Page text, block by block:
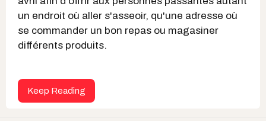
un endroit où aller s'asseoir, qu'une adresse où
se commander un bon repas ou magasiner
différents produits.
Keep Reading